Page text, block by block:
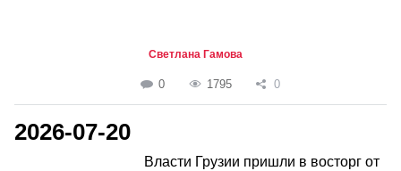
Светлана Гамова
0 1795 0
2026-07-20
Власти Грузии пришли в восторг от